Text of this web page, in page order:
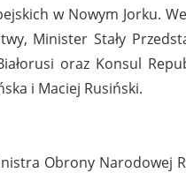
w Nowym Jorku.
Minister Stały
oraz Konsul
i Maciej Rusiński.
Obrony Narodowej